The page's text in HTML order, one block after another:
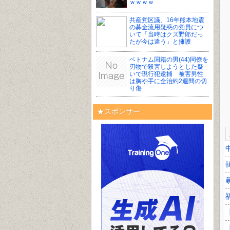
ｗｗｗｗ
共産党区議、16年熊本地震
の募金流用疑惑の党員につ
いて「当時はクズ野郎だっ
たが今は違う」と擁護
ベトナム国籍の男(44)同僚を
刃物で殺害しようとした疑
いで現行犯逮捕 被害男性
は胸や手に全治約2週間の切
り傷
★スポンサー